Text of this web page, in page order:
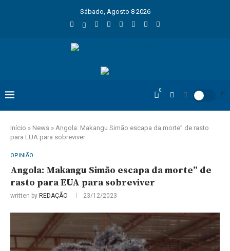
Sábado, Agosto 8 2026
0
Início » News » Angola: Makangu Simão escapa da morte” de rasto
para EUA para sobreviver
OPINIÃO
Angola: Makangu Simão escapa da morte” de
rasto para EUA para sobreviver
written by REDAÇÃO 23/12/2023